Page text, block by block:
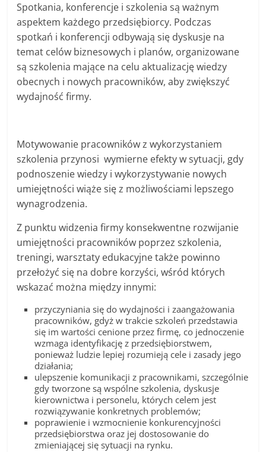
o
w
o
ś
c
f
e
r
t
Spotkania, konferencje i szkolenia są ważnym
aspektem każdego przedsiębiorcy. Podczas
spotkań i konferencji odbywają się dyskusje na
temat celów biznesowych i planów, organizowane
są szkolenia mające na celu aktualizację wiedzy
obecnych i nowych pracowników, aby zwiększyć
wydajność firmy.
Motywowanie pracowników z wykorzystaniem
szkolenia przynosi wymierne efekty w sytuacji, gdy
podnoszenie wiedzy i wykorzystywanie nowych
umiejętności wiąże się z możliwościami lepszego
wynagrodzenia.
Z punktu widzenia firmy konsekwentne rozwijanie
umiejętności pracowników poprzez szkolenia,
treningi, warsztaty edukacyjne także powinno
przełożyć się na dobre korzyści, wśród których
wskazać można między innymi:
przyczyniania się do wydajności i zaangażowania
pracowników, gdyż w trakcie szkoleń przedstawia
się im wartości cenione przez firmę, co jednoczenie
wzmaga identyfikację z przedsiębiorstwem,
ponieważ ludzie lepiej rozumieją cele i zasady jego
działania;
ulepszenie komunikacji z pracownikami, szczególnie
gdy tworzone są wspólne szkolenia, dyskusje
kierownictwa i personelu, których celem jest
rozwiązywanie konkretnych problemów;
poprawienie i wzmocnienie konkurencyjności
przedsiębiorstwa oraz jej dostosowanie do
zmieniającej się sytuacji na rynku.